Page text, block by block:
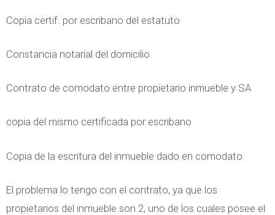
Copia certif. por escribano del estatuto
Constancia notarial del domicilio
Contrato de comodato entre propietario inmueble y SA
copia del mismo certificada por escribano
Copia de la escritura del inmueble dado en comodato
El problema lo tengo con el contrato, ya que los
propietarios del inmueble son 2, uno de los cuales posee el